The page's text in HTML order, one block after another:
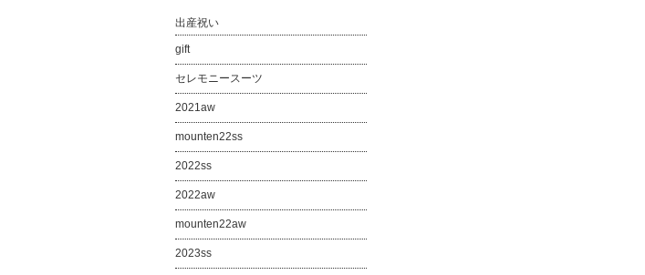
出産祝い
gift
セレモニースーツ
2021aw
mounten22ss
2022ss
2022aw
mounten22aw
2023ss